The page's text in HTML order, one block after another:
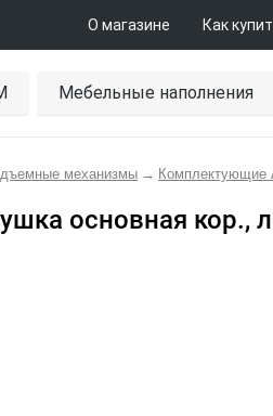
О магазине Как
Мебельные наполнения
механизмы → Комплектующие
основная кор.,